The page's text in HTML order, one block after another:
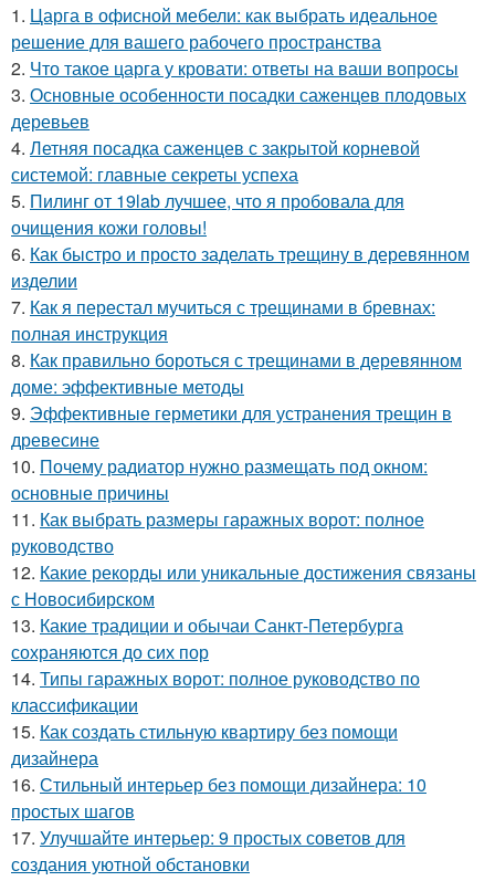
1. Царга в офисной мебели: как выбрать идеальное
решение для вашего рабочего пространства
2. Что такое царга у кровати: ответы на ваши вопросы
3. Основные особенности посадки саженцев плодовых
деревьев
4. Летняя посадка саженцев с закрытой корневой
системой: главные секреты успеха
5. Пилинг от 19lab лучшее, что я пробовала для
очищения кожи головы!
6. Как быстро и просто заделать трещину в деревянном
изделии
7. Как я перестал мучиться с трещинами в бревнах:
полная инструкция
8. Как правильно бороться с трещинами в деревянном
доме: эффективные методы
9. Эффективные герметики для устранения трещин в
древесине
10. Почему радиатор нужно размещать под окном:
основные причины
11. Как выбрать размеры гаражных ворот: полное
руководство
12. Какие рекорды или уникальные достижения связаны
с Новосибирском
13. Какие традиции и обычаи Санкт-Петербурга
сохраняются до сих пор
14. Типы гаражных ворот: полное руководство по
классификации
15. Как создать стильную квартиру без помощи
дизайнера
16. Стильный интерьер без помощи дизайнера: 10
простых шагов
17. Улучшайте интерьер: 9 простых советов для
создания уютной обстановки